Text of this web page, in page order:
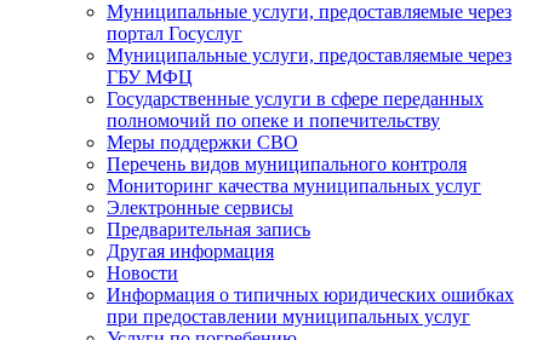
Муниципальные услуги, предоставляемые через
портал Госуслуг
Муниципальные услуги, предоставляемые через
ГБУ МФЦ
Государственные услуги в сфере переданных
полномочий по опеке и попечительству
Меры поддержки СВО
Перечень видов муниципального контроля
Мониторинг качества муниципальных услуг
Электронные сервисы
Предварительная запись
Другая информация
Новости
Информация о типичных юридических ошибках
при предоставлении муниципальных услуг